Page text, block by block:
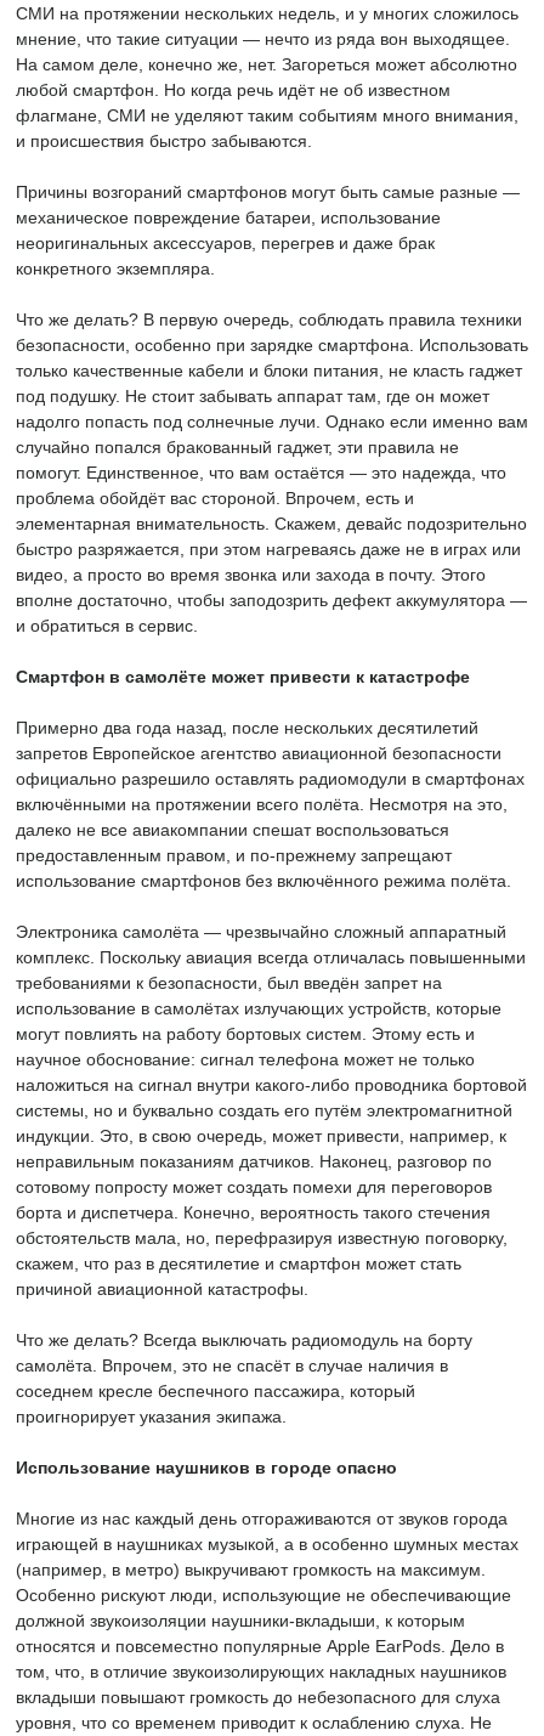
СМИ на протяжении нескольких недель, и у многих сложилось
мнение, что такие ситуации — нечто из ряда вон выходящее.
На самом деле, конечно же, нет. Загореться может абсолютно
любой смартфон. Но когда речь идёт не об известном
флагмане, СМИ не уделяют таким событиям много внимания,
и происшествия быстро забываются.
Причины возгораний смартфонов могут быть самые разные —
механическое повреждение батареи, использование
неоригинальных аксессуаров, перегрев и даже брак
конкретного экземпляра.
Что же делать? В первую очередь, соблюдать правила техники
безопасности, особенно при зарядке смартфона. Использовать
только качественные кабели и блоки питания, не класть гаджет
под подушку. Не стоит забывать аппарат там, где он может
надолго попасть под солнечные лучи. Однако если именно вам
случайно попался бракованный гаджет, эти правила не
помогут. Единственное, что вам остаётся — это надежда, что
проблема обойдёт вас стороной. Впрочем, есть и
элементарная внимательность. Скажем, девайс подозрительно
быстро разряжается, при этом нагреваясь даже не в играх или
видео, а просто во время звонка или захода в почту. Этого
вполне достаточно, чтобы заподозрить дефект аккумулятора —
и обратиться в сервис.
Смартфон в самолёте может привести к катастрофе
Примерно два года назад, после нескольких десятилетий
запретов Европейское агентство авиационной безопасности
официально разрешило оставлять радиомодули в смартфонах
включёнными на протяжении всего полёта. Несмотря на это,
далеко не все авиакомпании спешат воспользоваться
предоставленным правом, и по-прежнему запрещают
использование смартфонов без включённого режима полёта.
Электроника самолёта — чрезвычайно сложный аппаратный
комплекс. Поскольку авиация всегда отличалась повышенными
требованиями к безопасности, был введён запрет на
использование в самолётах излучающих устройств, которые
могут повлиять на работу бортовых систем. Этому есть и
научное обоснование: сигнал телефона может не только
наложиться на сигнал внутри какого-либо проводника бортовой
системы, но и буквально создать его путём электромагнитной
индукции. Это, в свою очередь, может привести, например, к
неправильным показаниям датчиков. Наконец, разговор по
сотовому попросту может создать помехи для переговоров
борта и диспетчера. Конечно, вероятность такого стечения
обстоятельств мала, но, перефразируя известную поговорку,
скажем, что раз в десятилетие и смартфон может стать
причиной авиационной катастрофы.
Что же делать? Всегда выключать радиомодуль на борту
самолёта. Впрочем, это не спасёт в случае наличия в
соседнем кресле беспечного пассажира, который
проигнорирует указания экипажа.
Использование наушников в городе опасно
Многие из нас каждый день отгораживаются от звуков города
играющей в наушниках музыкой, а в особенно шумных местах
(например, в метро) выкручивают громкость на максимум.
Особенно рискуют люди, использующие не обеспечивающие
должной звукоизоляции наушники-вкладыши, к которым
относятся и повсеместно популярные Apple EarPods. Дело в
том, что, в отличие звукоизолирующих накладных наушников
вкладыши повышают громкость до небезопасного для слуха
уровня, что со временем приводит к ослаблению слуха. Не